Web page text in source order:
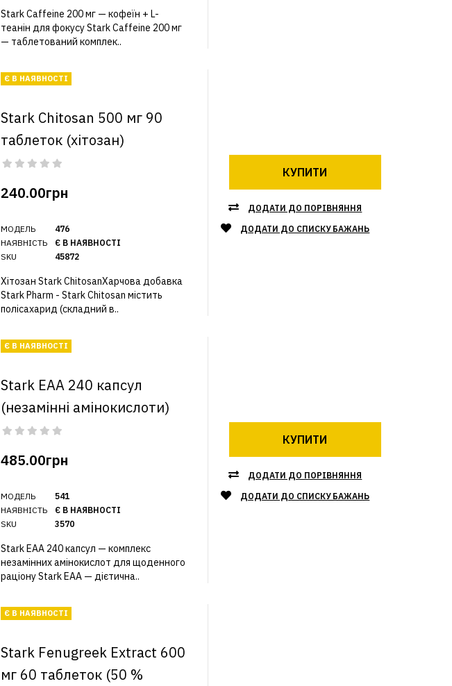
Stark Caffeine 200 мг — кофеїн + L-
теанін для фокусу Stark Caffeine 200 мг
— таблетований комплек..
Є В НАЯВНОСТІ
Stark Chitosan 500 мг 90
таблеток (хітозан)
240.00грн
МОДЕЛЬ
НАЯВНІСТЬ
SKU
476
Є В НАЯВНОСТІ
45872
Хітозан Stark ChitosanХарчова добавка
Stark Pharm - Stark Chitosan містить
полісахарид (складний в..
КУПИТИ
ДОДАТИ ДО ПОРІВНЯННЯ
ДОДАТИ ДО СПИСКУ БАЖАНЬ
Є В НАЯВНОСТІ
Stark EAA 240 капсул
(незамінні амінокислоти)
485.00грн
МОДЕЛЬ
НАЯВНІСТЬ
SKU
541
Є В НАЯВНОСТІ
3570
Stark EAA 240 капсул — комплекс
незамінних амінокислот для щоденного
раціону Stark EAA — дієтична..
КУПИТИ
ДОДАТИ ДО ПОРІВНЯННЯ
ДОДАТИ ДО СПИСКУ БАЖАНЬ
Є В НАЯВНОСТІ
Stark Fenugreek Extract 600
мг 60 таблеток (50 %